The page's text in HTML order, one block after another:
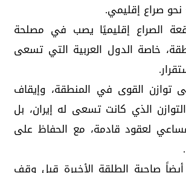
نحو صراع إقليمي.
الصراع إقليميًا يصب في مصلحة
خاصة الدول العربية التي تسعى
توازن القوى في المنطقة، وإيقاف
الذي كانت تسعى له إيران، بل
لعقود قادمة، مع الحفاظ على